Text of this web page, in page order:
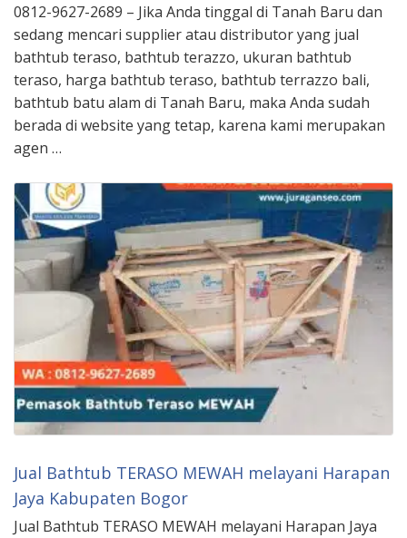
0812-9627-2689 – Jika Anda tinggal di Tanah Baru dan
sedang mencari supplier atau distributor yang jual
bathtub teraso, bathtub terazzo, ukuran bathtub
teraso, harga bathtub teraso, bathtub terrazzo bali,
bathtub batu alam di Tanah Baru, maka Anda sudah
berada di website yang tetap, karena kami merupakan
agen …
Jual Bathtub TERASO MEWAH melayani Harapan
Jaya Kabupaten Bogor
Jual Bathtub TERASO MEWAH melayani Harapan Jaya